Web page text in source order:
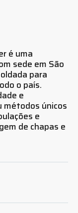
é uma
sede em São
para
o país.
e
métodos únicos
e
de chapas e